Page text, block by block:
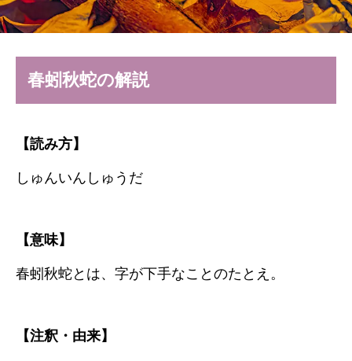
春蚓秋蛇の解説
【読み方】
しゅんいんしゅうだ
【意味】
春蚓秋蛇とは、字が下手なことのたとえ。
【注釈・由来】